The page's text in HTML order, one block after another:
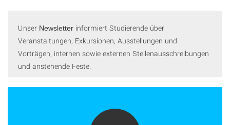
Unser Newsletter informiert Studierende über
Veranstaltungen, Exkursionen, Ausstellungen und
Vorträgen, internen sowie externen Stellenausschreibungen
und anstehende Feste.